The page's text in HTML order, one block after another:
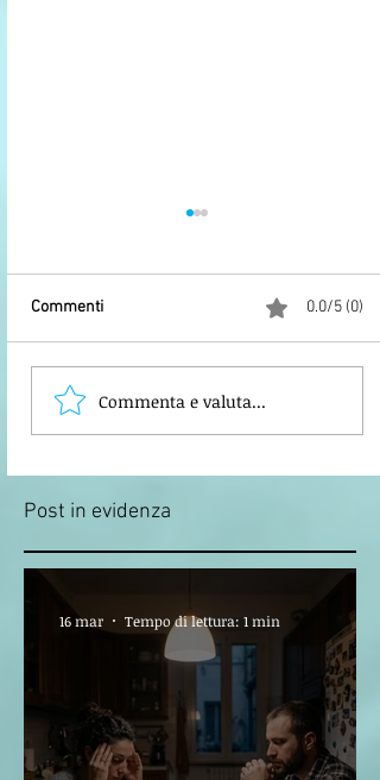
COMUNICATO DEL 14
MARZO 2026 SULLA
SINDACATO UNICO DEI
MILITARI
Commenti 0.0/5 (0)
Commenta e valuta...
Post in evidenza
16 mar Tempo di lettura: 1 min